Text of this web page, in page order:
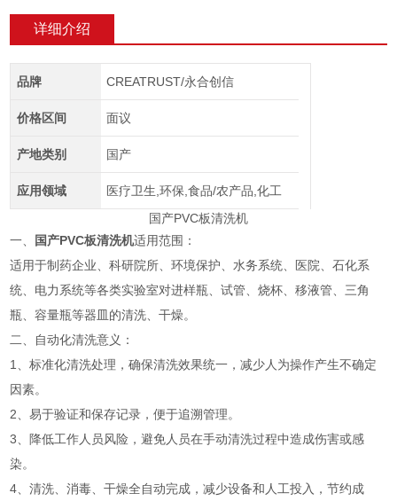
详细介绍
品牌 CREATRUST/永合创信
价格区间 面议
产地类别 国产
应用领域
医疗卫生,环保,食品/农产品,化工
国产PVC板清洗机
一、
国产PVC板清洗机适用范围：
适用于制药企业、科研院所、环境保护、水务系统、医院、石化系
统、电力系统等各类实验室对进样瓶、试管、烧杯、移液管、三角
瓶、容量瓶等器皿的清洗、干燥。
二、自动化清洗意义：
1、标准化清洗处理，确保清洗效果统一，减少人为操作产生不确定
因素。
2、易于验证和保存记录，便于追溯管理。
3、降低工作人员风险，避免人员在手动清洗过程中造成伤害或感
染。
4、清洗、消毒、干燥全自动完成，减少设备和人工投入，节约成